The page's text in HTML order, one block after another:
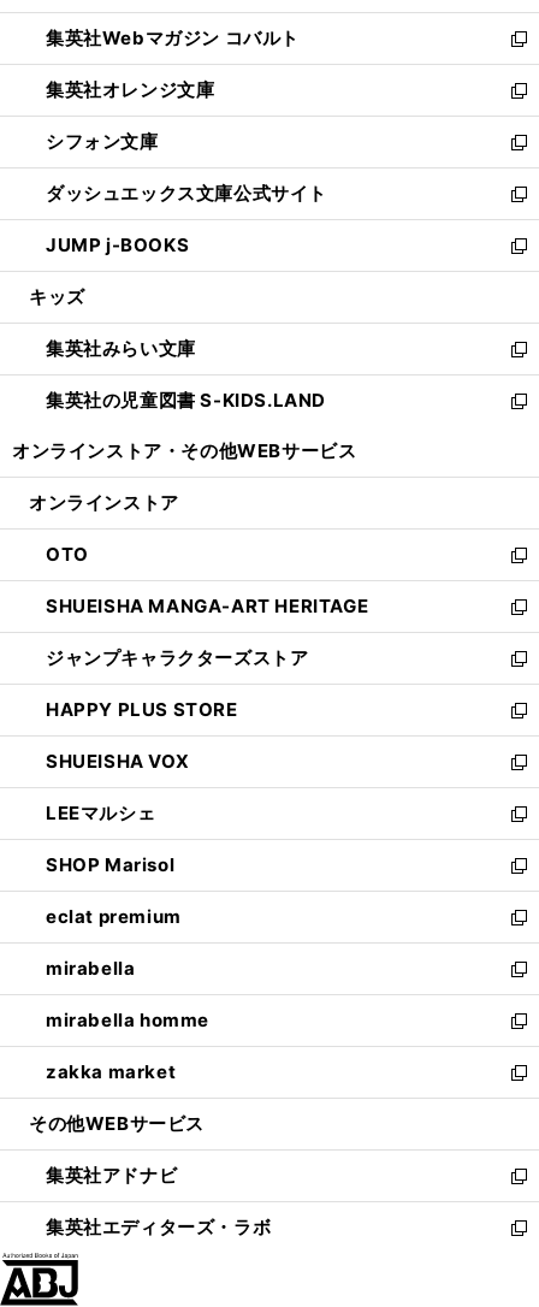
開
く
ウ
で
開
く
ン
ド
ウ
で
開
く
ウ
ィ
ン
ド
ウ
で
開
く
集英社Webマガジン コバルト
新
し
い
ウ
ィ
ン
ド
ウ
で
開
集英社オレンジ文庫
新
し
い
ウ
ィ
ン
ド
ウ
開
く
シフォン文庫
新
し
い
ウ
ィ
ン
ウ
で
開
く
ダッシュエックス文庫公式サイト
新
し
い
ウ
ン
ド
ウ
で
JUMP j-BOOKS
新
し
ウ
ィ
ン
ド
開
キッズ
集英社みらい文庫
新
し
い
ン
ウ
で
開
く
集英社の児童図書 S-KIDS.LAND
新
ウ
ン
ド
ウ
で
開
く
オンラインストア・ その他WEBサービス
オンラインストア
OTO
新
し
い
ウ
ィ
ン
ド
ウ
で
開
く
SHUEISHA MANGA-ART HERITAGE
新
し
い
ウ
ィ
ン
ド
ウ
で
開
く
ジャンプキャラクターズストア
新
し
い
ウ
ィ
ン
ド
ウ
で
開
く
HAPPY PLUS STORE
新
し
い
ウ
ィ
ン
ド
ウ
で
開
く
SHUEISHA VOX
新
し
い
ウ
ィ
ン
ド
ウ
で
開
く
LEEマルシェ
新
し
い
ウ
ィ
ン
ド
ウ
で
開
く
SHOP Marisol
新
し
い
ウ
ィ
ン
ド
ウ
で
開
eclat premium
新
し
い
ウ
ィ
ン
ド
ウ
開
く
mirabella
新
し
い
ウ
ィ
ン
ウ
で
開
く
mirabella homme
新
し
い
ウ
ン
ド
ウ
で
zakka market
新
し
ウ
ィ
ン
ド
その他WEBサービス
集英社アドナビ
新
し
い
集英社エディターズ・ラボ
新